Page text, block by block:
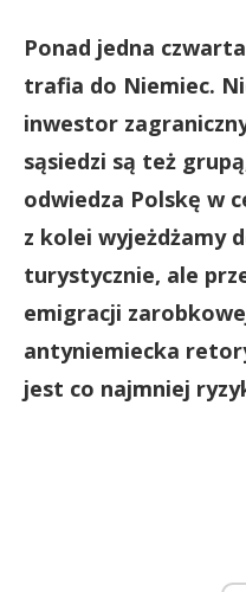
Ponad jedna
trafia do Niemiec.
inwestor
sąsiedzi są też
odwiedza Polskę w
z kolei wyjeżdżamy
turystycznie, ale
emigracji
antyniemiecka
jest co najmniej